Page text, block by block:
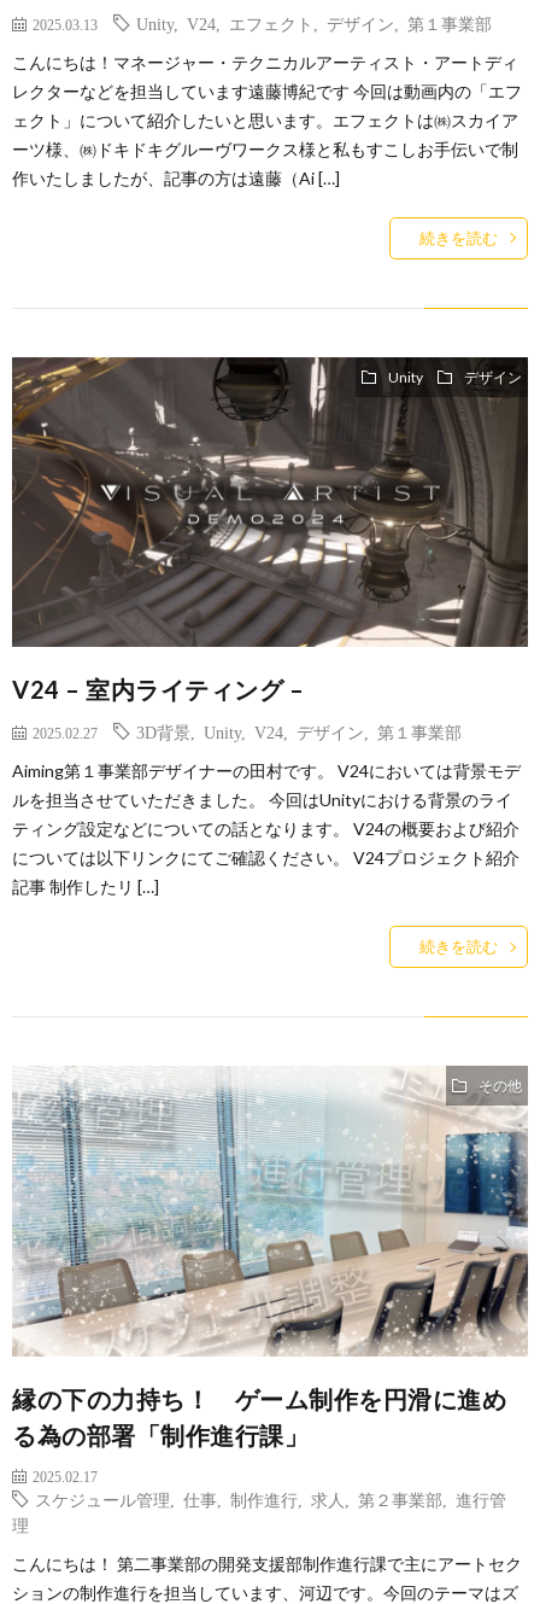
2025.03.13 Unity, V24 エフェクト デザイン 第１事業部
こんにちは！マネージャー・テクニカルアーティスト・アートディ
レクターなどを担当しています遠藤博紀です 今回は動画内の「エフ
ェクト」について紹介したいと思います。エフェクトは㈱スカイア
ーツ様、㈱ドキドキグルーヴワークス様と私もすこしお手伝いで制
作いたしましたが、記事の方は遠藤（Ai […]
続きを読む
Unity デザイン
V24 – 室内ライティング –
2025.02.27 3D背景 Unity, V24 デザイン 第１事業部
Aiming第１事業部デザイナーの田村です。 V24においては背景モデ
ルを担当させていただきました。 今回はUnityにおける背景のライ
ティング設定などについての話となります。 V24の概要および紹介
については以下リンクにてご確認ください。 V24プロジェクト紹介
記事 制作したリ […]
続きを読む
その他
縁の下の力持ち！ ゲーム制作を円滑に進め
る為の部署「制作進行課」
2025.02.17
スケジュール管理 仕事 制作進行 求人 第２事業部
進行管
理
こんにちは！ 第二事業部の開発支援部制作進行課で主にアートセク
ションの制作進行を担当しています、河辺です。今回のテーマはズ